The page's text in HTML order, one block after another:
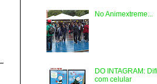
No Animextreme...
DO INTAGRAM:
com celular